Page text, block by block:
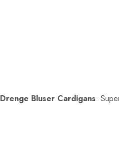
Drenge Bluser Cardigans.